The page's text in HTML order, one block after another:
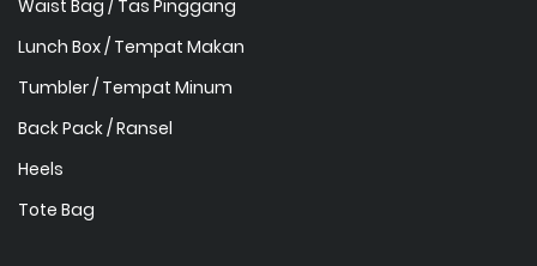
Waist Bag / Tas Pinggang
Lunch Box / Tempat Makan
Tumbler / Tempat Minum
Back Pack / Ransel
Heels
Tote Bag